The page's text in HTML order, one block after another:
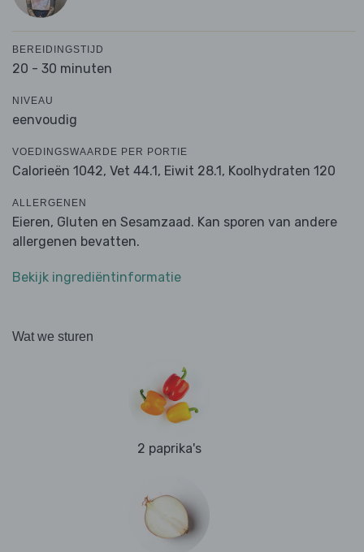
BEREIDINGSTIJD
20 - 30 minuten
NIVEAU
eenvoudig
VOEDINGSWAARDE PER PORTIE
Calorieën 1042, Vet 44.1, Eiwit 28.1, Koolhydraten 120
ALLERGENEN
Eieren, Gluten en Sesamzaad. Kan sporen van andere
allergenen bevatten.
Bekijk ingrediëntinformatie
Wat we sturen
2 paprika's